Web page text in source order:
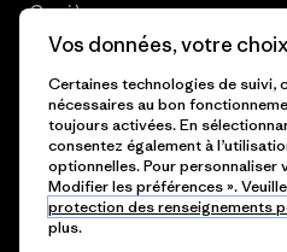
Carrières
Plan du site
© 2026 Patagonia, Inc. All Rights
Vos données, votre choix
Certaines technologies de suivi,
nécessaires au bon
toujours activées. En
consentez également à
optionnelles. Pour personnaliser
Modifier les préférences ».
protection des renseignements
plus.